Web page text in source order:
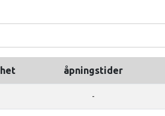
åpningstider
-